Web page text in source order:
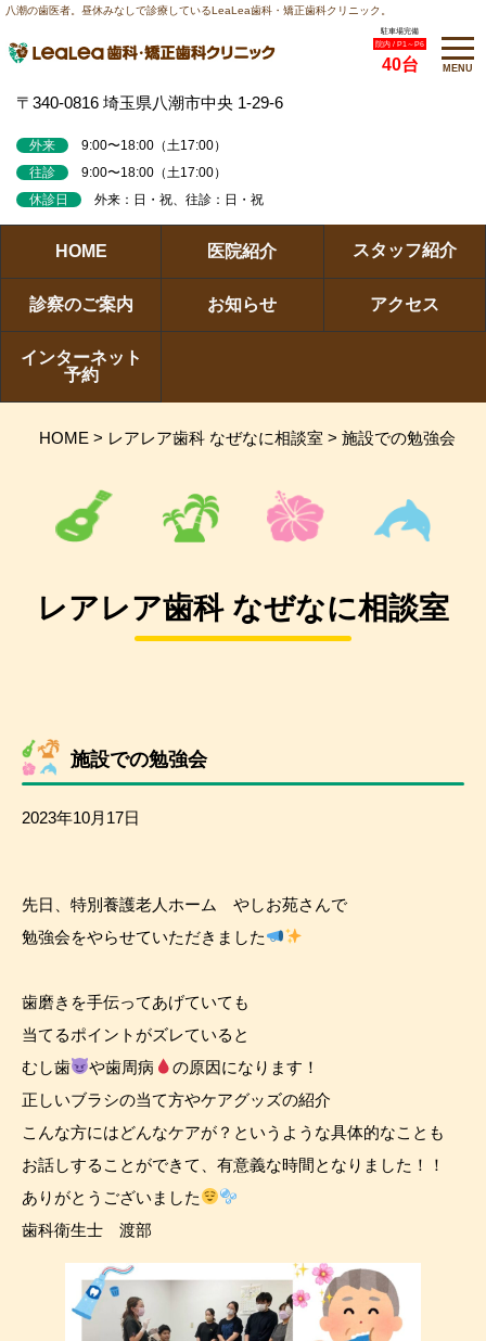
八潮の歯医者。昼休みなしで診療しているLeaLea歯科・矯正歯科クリニック。
〒340-0816 埼玉県八潮市中央 1-29-6
駐車場完備
院内 / P1～P6
40台 MENU
外来 9:00〜18:00（土17:00）
往診 9:00〜18:00（土17:00）
休診日 外来：日・祝、往診：日・祝
HOME 医院紹介 スタッフ紹介
診察のご案内 お知らせ アクセス
インターネット
予約
HOME > レアレア歯科 なぜなに相談室 >施設での勉強会
レアレア歯科 なぜなに相談室
施設での勉強会
2023年10月17日
先日、特別養護老人ホーム やしお苑さんで
勉強会をやらせていただきました
歯磨きを手伝ってあげていても
当てるポイントがズレていると
むし歯
や歯周病
の原因になります！
正しいブラシの当て方やケアグッズの紹介
こんな方にはどんなケアが？というような具体的なことも
お話しすることができて、有意義な時間となりました！！
ありがとうございました
歯科衛生士 渡部